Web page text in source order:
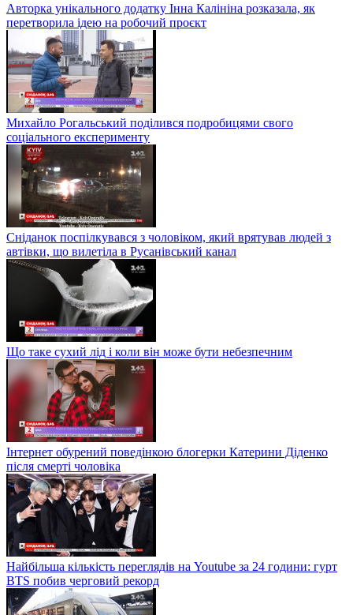
Авторка унікального додатку Інна Калініна розказала, як
перетворила ідею на робочий проєкт
Михайло Рогальський поділився подробицями свого
соціального експерименту
Сніданок поспілкувався з чоловіком, який врятував людей з
автівки, що вилетіла в Русанівський канал
Що таке сухий лід і коли він може бути небезпечним
Інтернет обурений поведінкою блогерки Катерини Діденко
після смерті чоловіка
Найбільша кількість переглядів на Youtube за 24 години: гурт
BTS побив черговий рекорд